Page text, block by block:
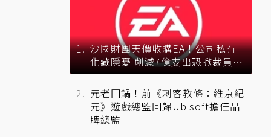
沙國財團天價收購EA！公司私有
化藏隱憂 削減7億支出恐掀裁員風
暴？
元老回鍋！前《刺客教條：維京紀
元》遊戲總監回歸Ubisoft擔任品
牌總監